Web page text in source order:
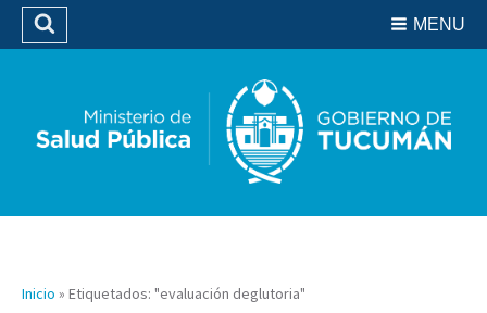
Biblioteca
MENU
Buscar
Inicio » Etiquetados: "evaluación deglutoria"